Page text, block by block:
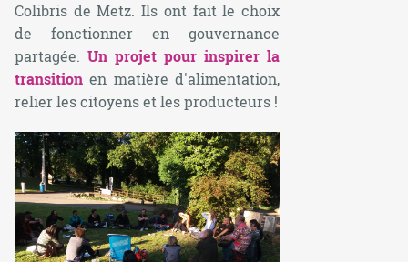
Colibris de Metz. Ils ont fait le choix
de fonctionner en gouvernance
partagée.Un projet pour inspirer la
transition en matière d'alimentation,
relier les citoyens et les producteurs !